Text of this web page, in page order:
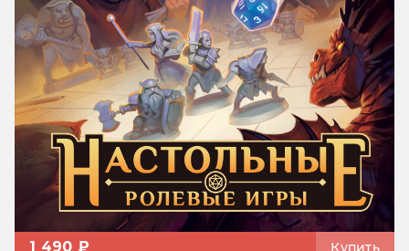
1 490 ₽ Купить